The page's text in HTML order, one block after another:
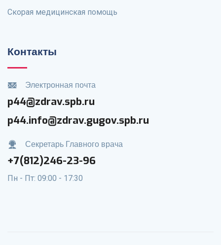
Скорая медицинская помощь
Контакты
Электронная почта
p44@zdrav.spb.ru
p44.info@zdrav.gugov.spb.ru
Секретарь Главного врача
+7(812)246-23-96
Пн - Пт: 09:00 - 17:30